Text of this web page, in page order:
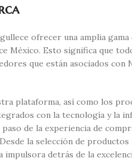
ofrecer una amplia
México. Esto significa que
que están asociados con
plataforma, así como los
con la tecnología y la
paso de la experiencia de
la selección de
impulsora detrás de la